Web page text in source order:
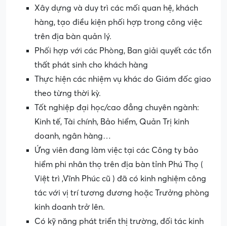
Xây dựng và duy trì các mối quan hệ, khách
hàng, tạo điều kiện phối hợp trong công việc
trên địa bàn quản lý.
Phối hợp với các Phòng, Ban giải quyết các tổn
thất phát sinh cho khách hàng
Thực hiện các nhiệm vụ khác do Giám đốc giao
theo từng thời kỳ.
Tốt nghiệp đại học/cao đẳng chuyên ngành:
Kinh tế, Tài chính, Bảo hiểm, Quản Trị kinh
doanh, ngân hàng…
Ứng viên đang làm việc tại các Công ty bảo
hiểm phi nhân thọ trên địa bàn tỉnh Phú Thọ (
Việt trì ,Vĩnh Phúc cũ ) đã có kinh nghiệm công
tác với vị trí tương đương hoặc Trưởng phòng
kinh doanh trở lên.
Có kỹ năng phát triển thị trường, đối tác kinh